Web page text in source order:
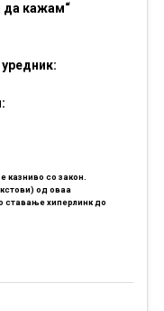
да кажам“
казниво со закон.
од оваа
ставање хиперлинк до